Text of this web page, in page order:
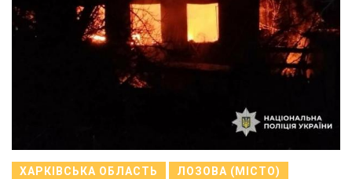
ХАРКІВСЬКА ОБЛАСТЬ ЛОЗОВА (МІСТО)